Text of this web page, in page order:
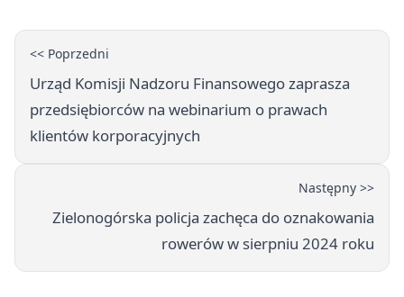
<< Poprzedni
Urząd Komisji Nadzoru Finansowego zaprasza
przedsiębiorców na webinarium o prawach
klientów korporacyjnych
Następny >>
Zielonogórska policja zachęca do oznakowania
rowerów w sierpniu 2024 roku